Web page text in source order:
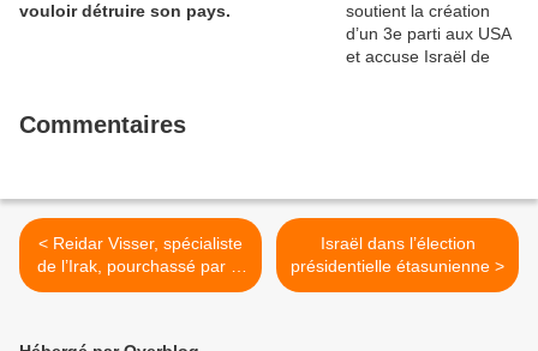
vouloir détruire son pays.
Commentaires
< Reidar Visser, spécialiste
de l’Irak, pourchassé par la
police norvégienne
Israël dans l’élection
présidentielle étasunienne >